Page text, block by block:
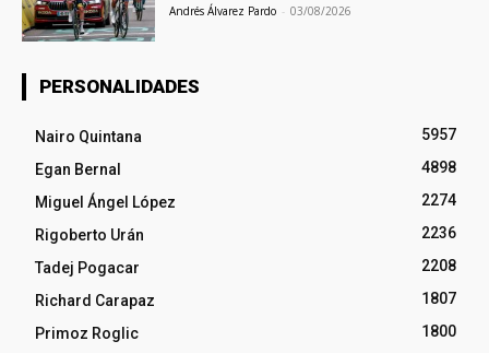
Andrés Álvarez Pardo - 03/08/2026
PERSONALIDADES
Nairo Quintana
5957
Egan Bernal
4898
Miguel Ángel López
2274
Rigoberto Urán
2236
Tadej Pogacar
2208
Richard Carapaz
1807
Primoz Roglic
1800